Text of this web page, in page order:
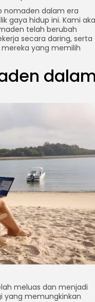
nomaden dalam era
gaya hidup ini. Kami
telah berubah
secara daring, serta
yang memilih
meluas dan menjadi
yang memungkinkan